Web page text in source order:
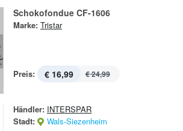
Schokofondue CF-1606
Marke: Tristar
Preis: € 16,99 € 24,99
Händler: INTERSPAR
Stadt:
Wals-Siezenheim